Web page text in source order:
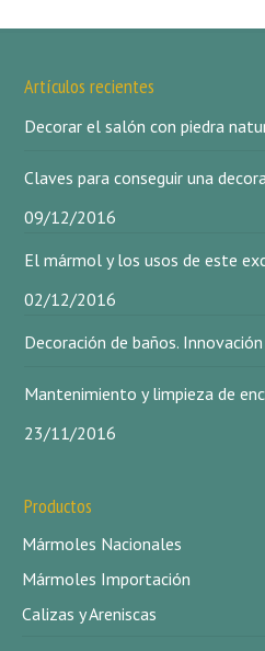
Artículos recientes
Decorar el salón con piedra
Claves para conseguir una
09/12/2016
El mármol y los usos de este
02/12/2016
Decoración de baños.
Mantenimiento y limpieza de
23/11/2016
Productos
Mármoles Nacionales
Mármoles Importación
Calizas y Areniscas